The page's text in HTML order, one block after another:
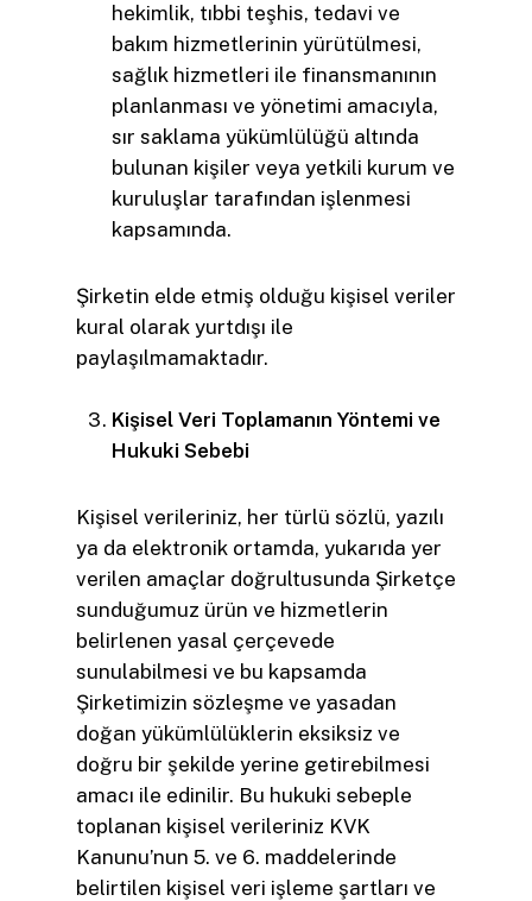
hekimlik, tıbbi teşhis, tedavi ve
bakım hizmetlerinin yürütülmesi,
sağlık hizmetleri ile finansmanının
planlanması ve yönetimi amacıyla,
sır saklama yükümlülüğü altında
bulunan kişiler veya yetkili kurum ve
kuruluşlar tarafından işlenmesi
kapsamında.
Şirketin elde etmiş olduğu kişisel veriler
kural olarak yurtdışı ile
paylaşılmamaktadır.
Kişisel Veri Toplamanın Yöntemi ve
Hukuki Sebebi
Kişisel verileriniz, her türlü sözlü, yazılı
ya da elektronik ortamda, yukarıda yer
verilen amaçlar doğrultusunda Şirketçe
sunduğumuz ürün ve hizmetlerin
belirlenen yasal çerçevede
sunulabilmesi ve bu kapsamda
Şirketimizin sözleşme ve yasadan
doğan yükümlülüklerin eksiksiz ve
doğru bir şekilde yerine getirebilmesi
amacı ile edinilir. Bu hukuki sebeple
toplanan kişisel verileriniz KVK
Kanunu’nun 5. ve 6. maddelerinde
belirtilen kişisel veri işleme şartları ve